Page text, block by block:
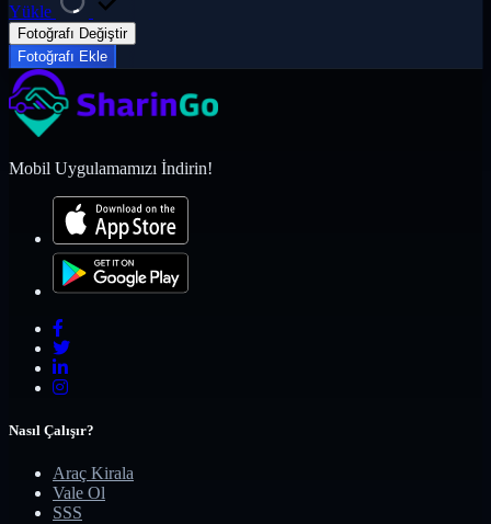
Yükle
Fotoğrafı Değiştir
Fotoğrafı Ekle
Mobil Uygulamamızı İndirin!
Nasıl Çalışır?
Araç Kirala
Vale Ol
SSS